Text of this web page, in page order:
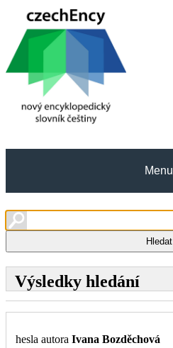
Menu
Výsledky hledání
hesla autora Ivana Bozděchová